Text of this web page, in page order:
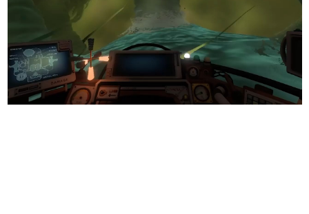
ルを網羅するほか、開発者へのインタビューや識者による
解説を掲載。約20年の歴史が一望できる決定版！
若ゲのいたり〜ゲームクリエイターの青春〜
『うつヌケ』『ペンと箸』等で知られるマンガ家・田中圭
一先生によるゲーム業界レポートマンガです。
なんでゲームは面白い？